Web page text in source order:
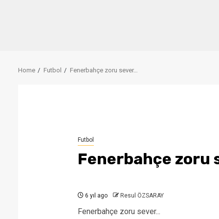
Home Futbol Fenerbahçe zoru sever…
Futbol
Fenerbahçe zoru
6 yıl ago Resul ÖZSARAY
Fenerbahçe zoru sever...